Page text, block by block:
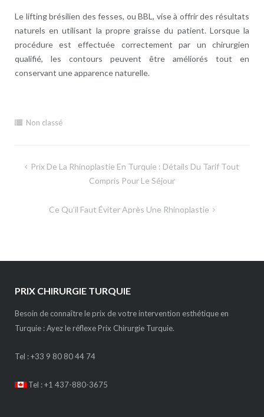
Le lifting brésilien des fesses, ou BBL, vise à offrir des résultats
naturels en utilisant la propre graisse du patient. Lorsque la
procédure est effectuée correctement par un chirurgien
qualifié, les contours peuvent être améliorés tout en
conservant une apparence naturelle.
Non classé
Navigation
Prix De La Rhinoplastie En Turquie : Détails Du Tarif Tout
Compris Pour Le Séjour
Ce Qu’il Faut Éviter Après Une Rhinoplastie
PRIX CHIRURGIE TURQUIE
Besoin de connaître le prix de votre intervention esthétique en
Turquie : Ayez le réflexe Prix Chirurgie Turquie.
Tel :+33 9 80 80 44 74
Tel : +1 437-880-3675